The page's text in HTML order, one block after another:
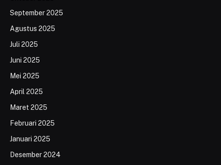
September 2025
Agustus 2025
Juli 2025
Juni 2025
Mei 2025
April 2025
Maret 2025
Februari 2025
Januari 2025
Desember 2024